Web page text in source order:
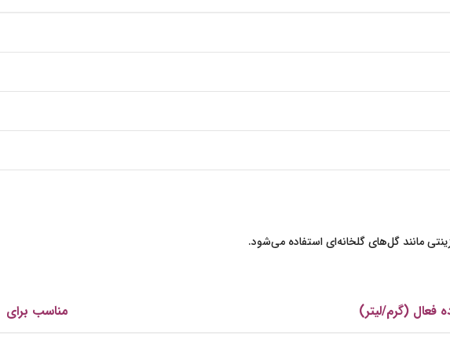
مانند گل‌های گلخانه‌ای استفاده می‌شود.
فعال (گرم/لیتر) مناسب برای